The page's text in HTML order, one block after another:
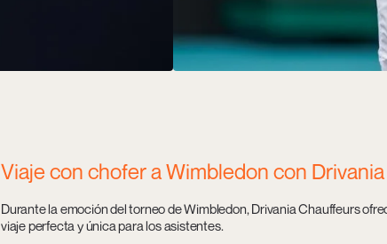
Viaje con chofer a Wimbledon con Drivania
Durante la emoción del torneo de Wimbledon, Drivania Chauffeurs
viaje perfecta y única para los asistentes.